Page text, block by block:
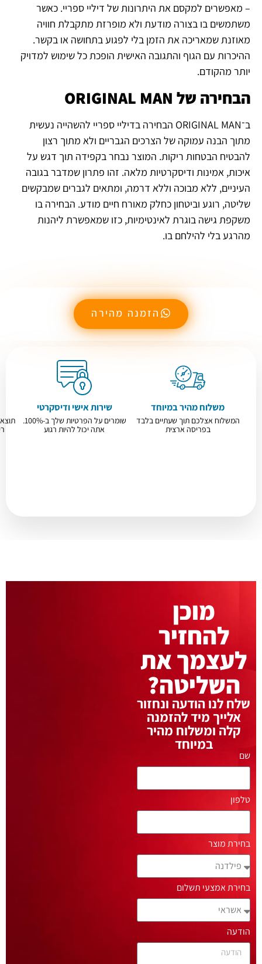
– מאפשרים למקסם את היתרונות של דיליי ספריי. כאשר
משתמשים בו בצורה מודעת ולא מופרזת מתקבלת חוויה
מאוזנת שמאריכה את הזמן בלי לפגוע בתחושה או בקשר.
ההיכרות עם הגוף והתגובה האישית הופכת כל שימוש למדויק
יותר מהקודם.
הבחירה של ORIGINAL MAN
ב־ORIGINAL MAN הבחירה בדיליי ספריי להשהייה נעשית
מתוך הבנה עמוקה של הצרכים הגבריים ולא מתוך רצון
להבטיח הבטחות ריקות. המוצר נבחר בקפידה תוך דגש על
איכות, אמינות ודיסקרטיות מלאה. זהו פתרון שמדבר בגובה
העיניים, ללא מבוכה וללא דרמה, ומתאים לגברים שמבקשים
שליטה, רוגע וביטחון כחלק מאורח חיים מודע. הבחירה בו
משקפת גישה בוגרת לאינטימיות, כזו שמאפשרת ליהנות
מהרגע בלי להילחם בו.
הזמנה מהירה
משלוח מהיר במיוחד
המשלוח אצלכם תוך שעתיים בלבד
בפריסה ארצית
שירות אישי ודיסקרטי
שומרים על הפרטיות שלך ב-100%.
אתה יכול להיות רגוע
מוכן
להחזיר
לעצמך את
השליטה?
שלח לנו הודעה ונחזור
אלייך מיד להזמנה
קלה ומשלוח מהיר
במיוחד
שם
טלפון
בחירת מוצר
בחירת אמצעי תשלום
הודעה